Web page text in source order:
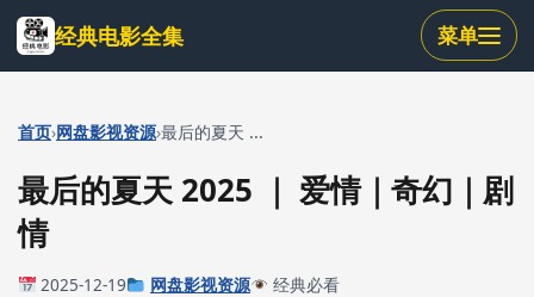
跳
到
主
内
经典电影全集 菜单
首页›网盘影视资源›最后的夏天 ...
最后的夏天 2025 ｜ 爱情｜奇幻｜剧
情
2025-12-19 网盘影视资源 经典必看